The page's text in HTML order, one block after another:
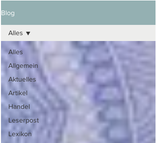
Blog
Alles
Allgemein
Aktuelles
Artikel
Handel
Leserpost
Lexikon
Alles